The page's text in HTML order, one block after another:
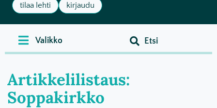
tilaa lehti kirjaudu
Artikkelilistaus:
Soppakirkko